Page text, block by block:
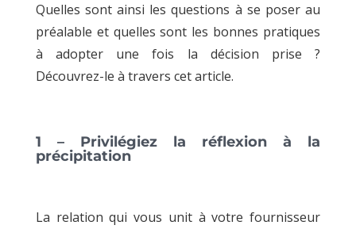
Quelles sont ainsi les questions à se poser au
préalable et quelles sont les bonnes pratiques
à adopter une fois la décision prise ?
Découvrez-le à travers cet article.
1 – Privilégiez la réflexion à la
précipitation
La relation qui vous unit à votre fournisseur